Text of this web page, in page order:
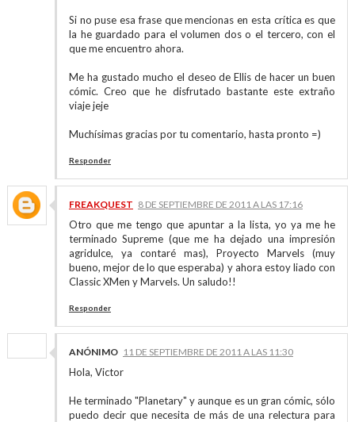
Si no puse esa frase que mencionas en esta crítica es que
la he guardado para el volumen dos o el tercero, con el
que me encuentro ahora.
Me ha gustado mucho el deseo de Ellis de hacer un buen
cómic. Creo que he disfrutado bastante este extraño
viaje jeje
Muchísimas gracias por tu comentario, hasta pronto =)
Responder
FREAKQUEST 8 DE SEPTIEMBRE DE 2011 A LAS 17:16
Otro que me tengo que apuntar a la lista, yo ya me he
terminado Supreme (que me ha dejado una impresión
agridulce, ya contaré mas), Proyecto Marvels (muy
bueno, mejor de lo que esperaba) y ahora estoy liado con
Classic XMen y Marvels. Un saludo!!
Responder
ANÓNIMO 11 DE SEPTIEMBRE DE 2011 A LAS 11:30
Hola, Victor
He terminado "Planetary" y aunque es un gran cómic, sólo
puedo decir que necesita de más de una relectura para